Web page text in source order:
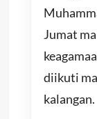
Jumat
diikuti
kalangan.